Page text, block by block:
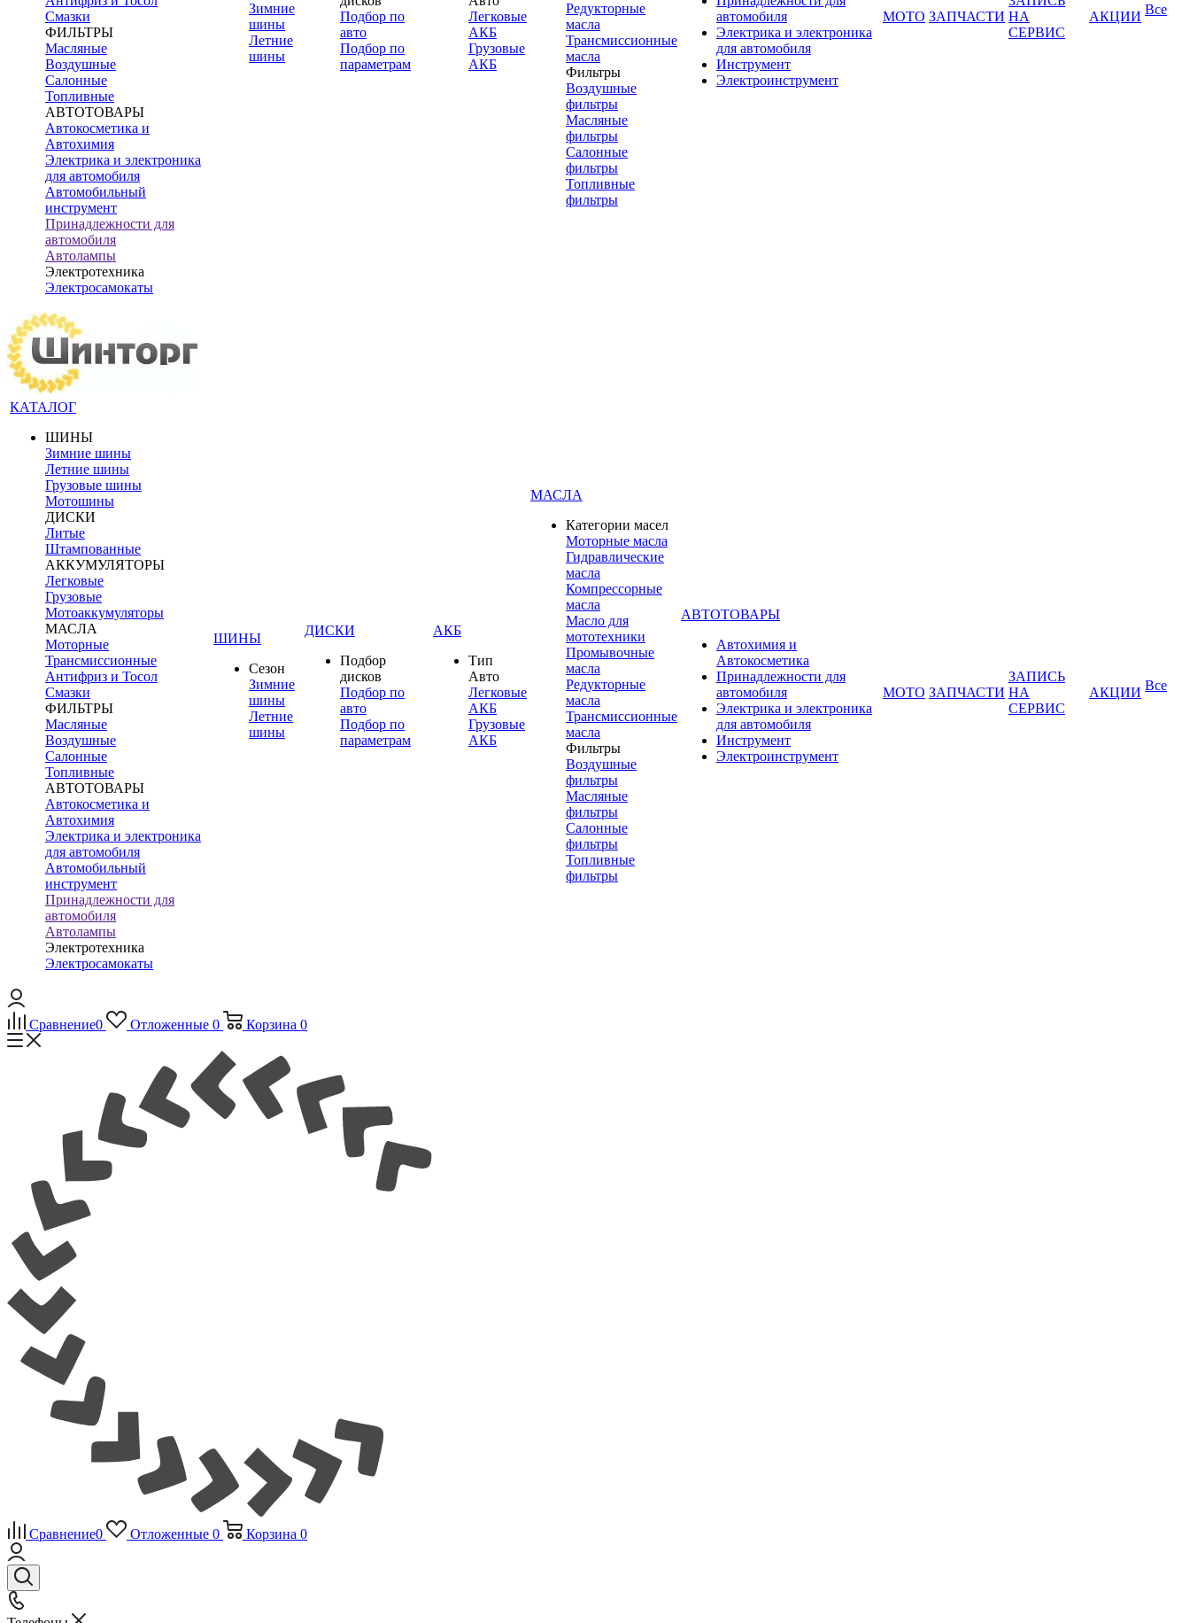
Смазки
ФИЛЬТРЫ
Масляные
Воздушные
Салонные
Топливные
АВТОТОВАРЫ
Автокосметика и
Автохимия
Электрика и электроника
для автомобиля
Автомобильный
инструмент
Принадлежности для
автомобиля
Автолампы
Электротехника
Электросамокаты
Зимние
шины
Летние
шины
Подбор по
авто
Подбор по
параметрам
Легковые
АКБ
Грузовые
АКБ
Редукторные
масла
Трансмиссионные
масла
Фильтры
Воздушные
фильтры
Масляные
фильтры
Салонные
фильтры
Топливные
фильтры
автомобиля
Электрика и электроника
для автомобиля
Инструмент
Электроинструмент
МОТО ЗАПЧАСТИ НА
СЕРВИС
АКЦИИ Все
КАТАЛОГ
ШИНЫ
Зимние шины
Летние шины
Грузовые шины
Мотошины
ДИСКИ
Литые
Штампованные
АККУМУЛЯТОРЫ
Легковые
Грузовые
Мотоаккумуляторы
МАСЛА
Моторные
Трансмиссионные
Антифриз и Тосол
Смазки
ФИЛЬТРЫ
Масляные
Воздушные
Салонные
Топливные
АВТОТОВАРЫ
Автокосметика и
Автохимия
Электрика и электроника
для автомобиля
Автомобильный
инструмент
Принадлежности для
автомобиля
Автолампы
Электротехника
Электросамокаты
ШИНЫ
Сезон
Зимние
шины
Летние
шины
ДИСКИ
Подбор
дисков
Подбор по
авто
Подбор по
параметрам
АКБ
Тип
Авто
Легковые
АКБ
Грузовые
АКБ
МАСЛА
Категории масел
Моторные масла
Гидравлические
масла
Компрессорные
масла
Масло для
мототехники
Промывочные
масла
Редукторные
масла
Трансмиссионные
масла
Фильтры
Воздушные
фильтры
Масляные
фильтры
Салонные
фильтры
Топливные
фильтры
АВТОТОВАРЫ
Автохимия и
Автокосметика
Принадлежности для
автомобиля
Электрика и электроника
для автомобиля
Инструмент
Электроинструмент
МОТО ЗАПЧАСТИ
ЗАПИСЬ
НА
СЕРВИС
АКЦИИ Все
Сравнение0 Отложенные 0 Корзина 0
Сравнение0 Отложенные 0 Корзина 0